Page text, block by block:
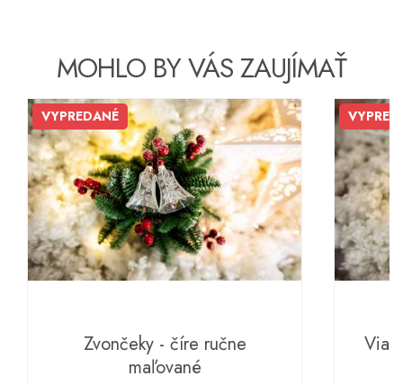
MOHLO BY VÁS ZAUJÍMAŤ
VYPREDANÉ
Zvončeky - číre ručne
maľované